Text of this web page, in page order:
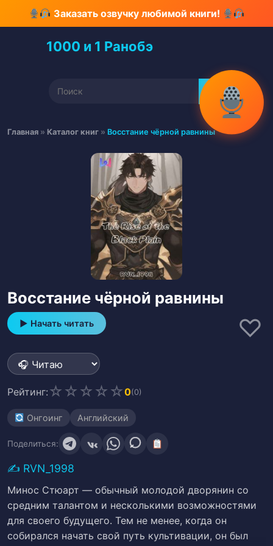
Перейти
Заказать озвучку любимой книги!
1000 и 1 Ранобэ
Найти:
Главная » Каталог книг » Восстание чёрной равнины
Восстание чёрной равнины
▶ Начать читать ♡
Рейтинг: ☆ ☆ ☆ ☆ ☆0(0)
Онгоинг Английский
Поделиться:
✍️ RVN_1998
Минос Стюарт — обычный молодой дворянин со
средним талантом и несколькими возможностями
для своего будущего. Тем не менее, когда он
собирался начать свой путь культивации, он был